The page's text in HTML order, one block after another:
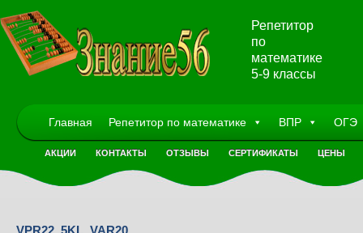
Репетитор
по
математике
5-9 классы
Главная Репетитор по математике ВПР ОГЭ
АКЦИИ КОНТАКТЫ ОТЗЫВЫ СЕРТИФИКАТЫ ЦЕНЫ
VPR22_5KL_VAR20